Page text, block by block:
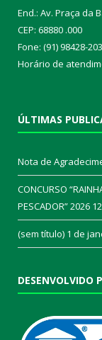
End.: Av. Praça da
CEP: 68880 .000
Fone: (91) 98428-
Horário de
ÚLTIMAS
Nota de
CONCURSO
PESCADOR” 2026
(sem título) 1 de
DESENVOLVIDO